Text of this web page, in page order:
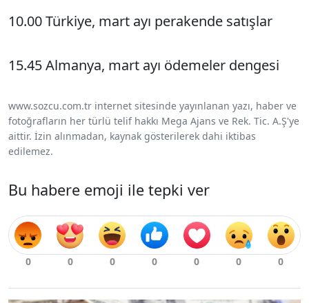
10.00 Türkiye, mart ayı perakende satışlar
15.45 Almanya, mart ayı ödemeler dengesi
www.sozcu.com.tr internet sitesinde yayınlanan yazı, haber ve
fotoğrafların her türlü telif hakkı Mega Ajans ve Rek. Tic. A.Ş'ye
aittir. İzin alınmadan, kaynak gösterilerek dahi iktibas
edilemez.
Bu habere emoji ile tepki ver